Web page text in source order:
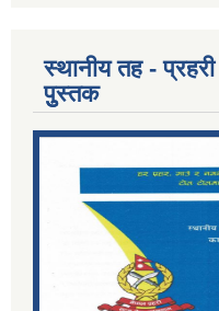
स्थानीय तह - प्रहरी
पुुस्तक